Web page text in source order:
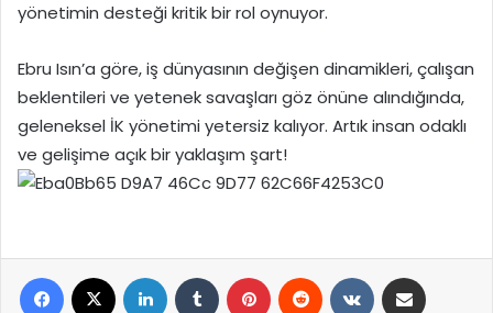
yönetimin desteği kritik bir rol oynuyor.
Ebru Isın’a göre, iş dünyasının değişen dinamikleri, çalışan
beklentileri ve yetenek savaşları göz önüne alındığında,
geleneksel İK yönetimi yetersiz kalıyor. Artık insan odaklı
ve gelişime açık bir yaklaşım şart!
Facebook LinkedIn Tumblr Pinterest Reddit VKontakte